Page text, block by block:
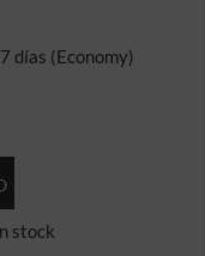
días (Economy)
stock